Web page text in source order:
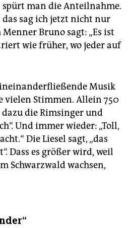
spürt man die Anteilnahme.
sag ich jetzt nicht nur
Menner Bruno sagt: „Es ist
wie früher, wo jeder auf
Musik
vielen Stimmen. Allein 750
die Rimsinger und
Und immer wieder: „Toll,
Die Liesel sagt, „das
Dass es größer wird, weil
Schwarzwald wachsen,